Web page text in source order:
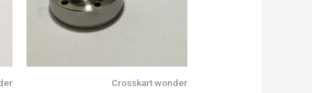
Crosskart wonder